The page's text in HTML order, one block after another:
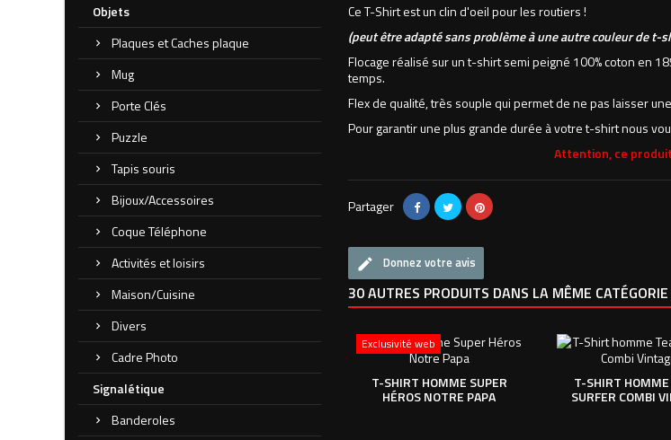
Objets
Plaques et Caches plaque
Mug
Porte Clés
Puzzle
Tapis souris
Bijoux/Accessoires
Coque Téléphone
Activités et loisirs
Maison/Cuisine
Divers
Cadre Photo
Signalétique
Banderoles
Ce T-Shirt est un clin d'oeil pour les routiers !
(peut être adapté sans problème à une autrecouleur de t-
Flocage réalisé sur un t-shirt semi peigné 100% coton en
temps.
Flex de qualité, très souple qui permet de ne pas laisser
Pour garantir une plus grande durée à votre t-shirt nous
Attention, ce
Partager
Donnez votre avis
30 AUTRES PRODUITS DANS LA MÊME
Exclusivité web
T-SHIRT HOMME SUPER
HÉROS NOTRE PAPA
T-SHIRT
SURFER COMBI